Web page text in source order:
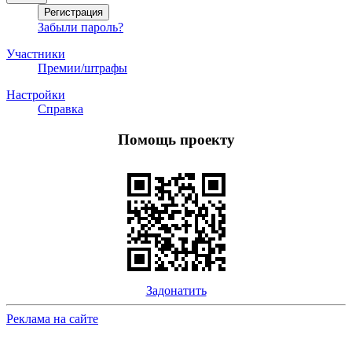
Забыли пароль?
Участники
Премии/штрафы
Настройки
Справка
Помощь проекту
Задонатить
Реклама на сайте